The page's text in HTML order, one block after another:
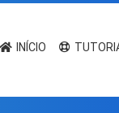
INÍCIO